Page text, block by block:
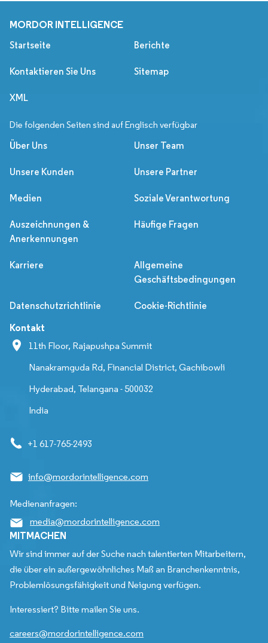
MORDOR INTELLIGENCE
Startseite Berichte
Kontaktieren Sie Uns Sitemap
XML
Die folgenden Seiten sind auf Englisch verfügbar
Über Uns Unser Team
Unsere Kunden Unsere Partner
Medien Soziale Verantwortung
Auszeichnungen &
Anerkennungen
Häufige Fragen
Karriere
Allgemeine
Geschäftsbedingungen
Datenschutzrichtlinie Cookie-Richtlinie
Kontakt
11th Floor, Rajapushpa Summit
Nanakramguda Rd, Financial District, Gachibowli
Hyderabad, Telangana - 500032
India
+1 617-765-2493
info@mordorintelligence.com
Medienanfragen:
media@mordorintelligence.com
MITMACHEN
Wir sind immer auf der Suche nach talentierten Mitarbeitern,
die über ein außergewöhnliches Maß an Branchenkenntnis,
Problemlösungsfähigkeit und Neigung verfügen.
Interessiert? Bitte mailen Sie uns.
careers@mordorintelligence.com